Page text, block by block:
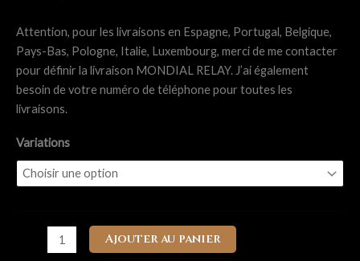
Attention, pour les livraisons en Espagne, Portugal, Belgique,
Pays-Bas, Pologne, Italie, Luxembourg, merci de me contacter
pour définir la livraison MONDIAL RELAY. J’ai également
besoin de votre numéro de téléphone pour toutes les
livraisons.
Variations
Ajouter au panier